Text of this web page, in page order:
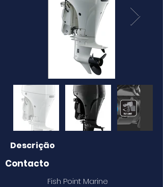
Descrição
Contacto
Fish Point Marine